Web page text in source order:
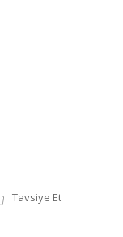
Tavsiye Et